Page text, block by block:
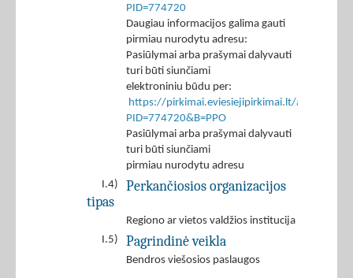
PID=774720
Daugiau informacijos galima gauti
pirmiau nurodytu adresu:
Pasiūlymai arba prašymai dalyvauti
turi būti siunčiami
elektroniniu būdu per:
https://pirkimai.eviesiejipirkimai.lt/app/rfq/
PID=774720&B=PPO
Pasiūlymai arba prašymai dalyvauti
turi būti siunčiami
pirmiau nurodytu adresu
I.4)
Perkančiosios organizacijos
tipas
Regiono ar vietos valdžios institucija
I.5)
Pagrindinė veikla
Bendros viešosios paslaugos